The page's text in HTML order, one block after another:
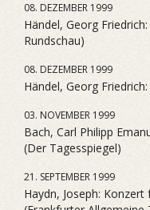
08. DEZEMBER 1999
Händel, Georg
Rundschau)
08. DEZEMBER 1999
Händel, Georg
03. NOVEMBER 1999
Bach, Carl Philipp
(Der Tagesspiegel)
21. SEPTEMBER 1999
Haydn, Joseph: